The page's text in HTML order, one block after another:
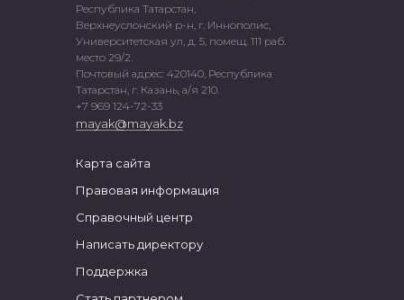
Республика Татарстан,
Верхнеуслонский р-н, г. Иннополис,
Университетская ул, д. 5, помещ. 111 раб.
место 29/2.
Почтовый адрес: 420140, Республика
Татарстан, г. Казань, а/я 210.
+7 969 124-72-33
mayak@mayak.bz
Карта сайта
Правовая информация
Справочный центр
Написать директору
Поддержка